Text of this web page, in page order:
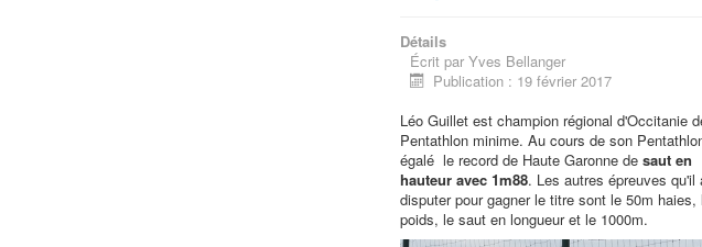
Détails
Écrit par Yves Bellanger
Publication : 19 février 2017
Léo Guillet est champion régional d'Occitanie
Pentathlon minime. Au cours de son
égalé le record de Haute Garonne desaut en
hauteur avec 1m88. Les autres épreuves qu'il
disputer pour gagner le titre sont le 50m haies,
poids, le saut en longueur et le 1000m.